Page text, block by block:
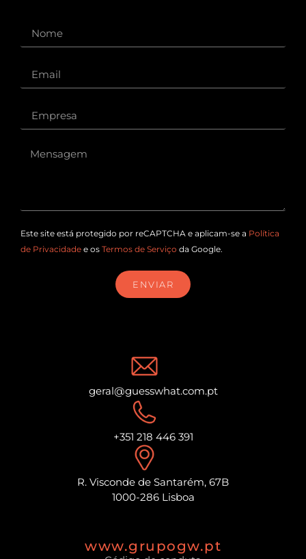
Este site está protegido por reCAPTCHA e aplicam-se a Política
de Privacidade e os Termos de Serviço da Google.
ENVIAR
geral@guesswhat.com.pt
+351 218 446 391
R. Visconde de Santarém, 67B
1000-286 Lisboa
www.grupogw.pt